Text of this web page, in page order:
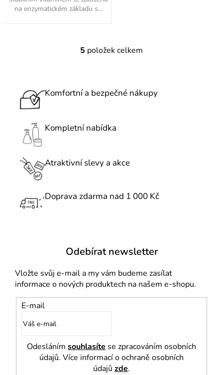
na enzymatickém základu s...
O
á
c
r
y
i
s
u
5 položek celkem
Komfortní a bezpečné nákupy
Kompletní nabídka
Atraktivní slevy a akce
Doprava zdarma nad 1 000 Kč
Odebírat newsletter
Vložte svůj e-mail a my vám budeme zasílat
informace o nových produktech na našem e-shopu.
E-mail
Odesláním souhlasíte se zpracováním osobních
údajů. Více informací o ochraně osobních
údajů zde.